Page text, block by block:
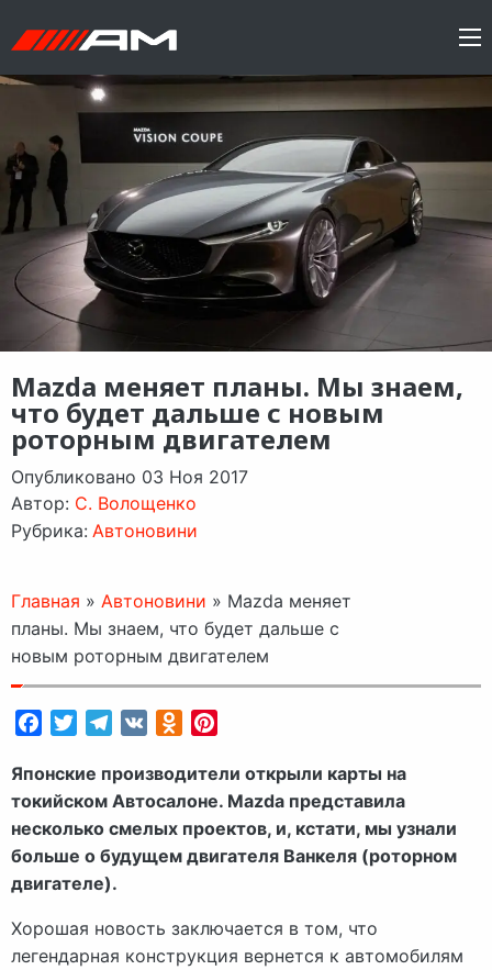
Mazda меняет планы. Мы знаем,
что будет дальше с новым
роторным двигателем
Опубликовано 03 Ноя 2017
Автор: C. Волощенко
Рубрика: Автоновини
Главная » Автоновини » Mazda меняет
планы. Мы знаем, что будет дальше с
новым роторным двигателем
FacebookTwitterTelegram
VK Odnoklassniki
Японские производители открыли карты на
токийском Автосалоне. Mazda представила
несколько смелых проектов, и, кстати, мы узнали
больше о будущем двигателя Ванкеля (роторном
двигателе).
Хорошая новость заключается в том, что
легендарная конструкция вернется к автомобилям